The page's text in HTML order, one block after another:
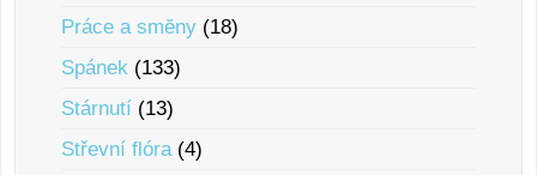
Práce a smĕny (18)
Spánek (133)
Stárnutí (13)
Střevní flóra(4)